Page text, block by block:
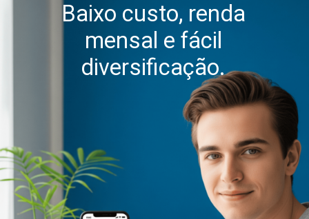
Baixo custo, renda
mensal e fácil
diversificação.